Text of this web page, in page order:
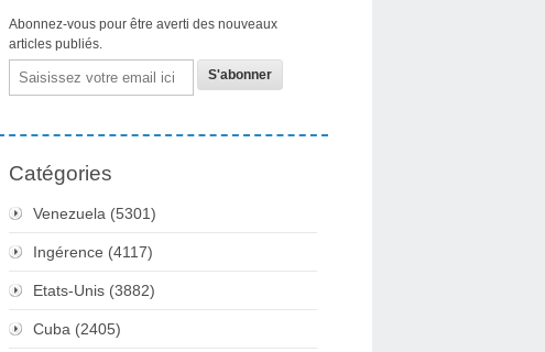
Abonnez-vous pour être averti des nouveaux
articles publiés.
Email
Catégories
Venezuela (5301)
Ingérence (4117)
Etats-Unis (3882)
Cuba (2405)